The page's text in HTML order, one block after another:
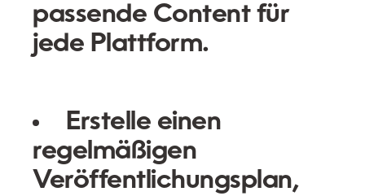
passende Content für
jede Plattform.
Erstelle einen
regelmäßigen
Veröffentlichungsplan,